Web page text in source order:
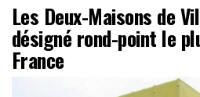
Les Deux-Maisons de
désigné rond-point le
France